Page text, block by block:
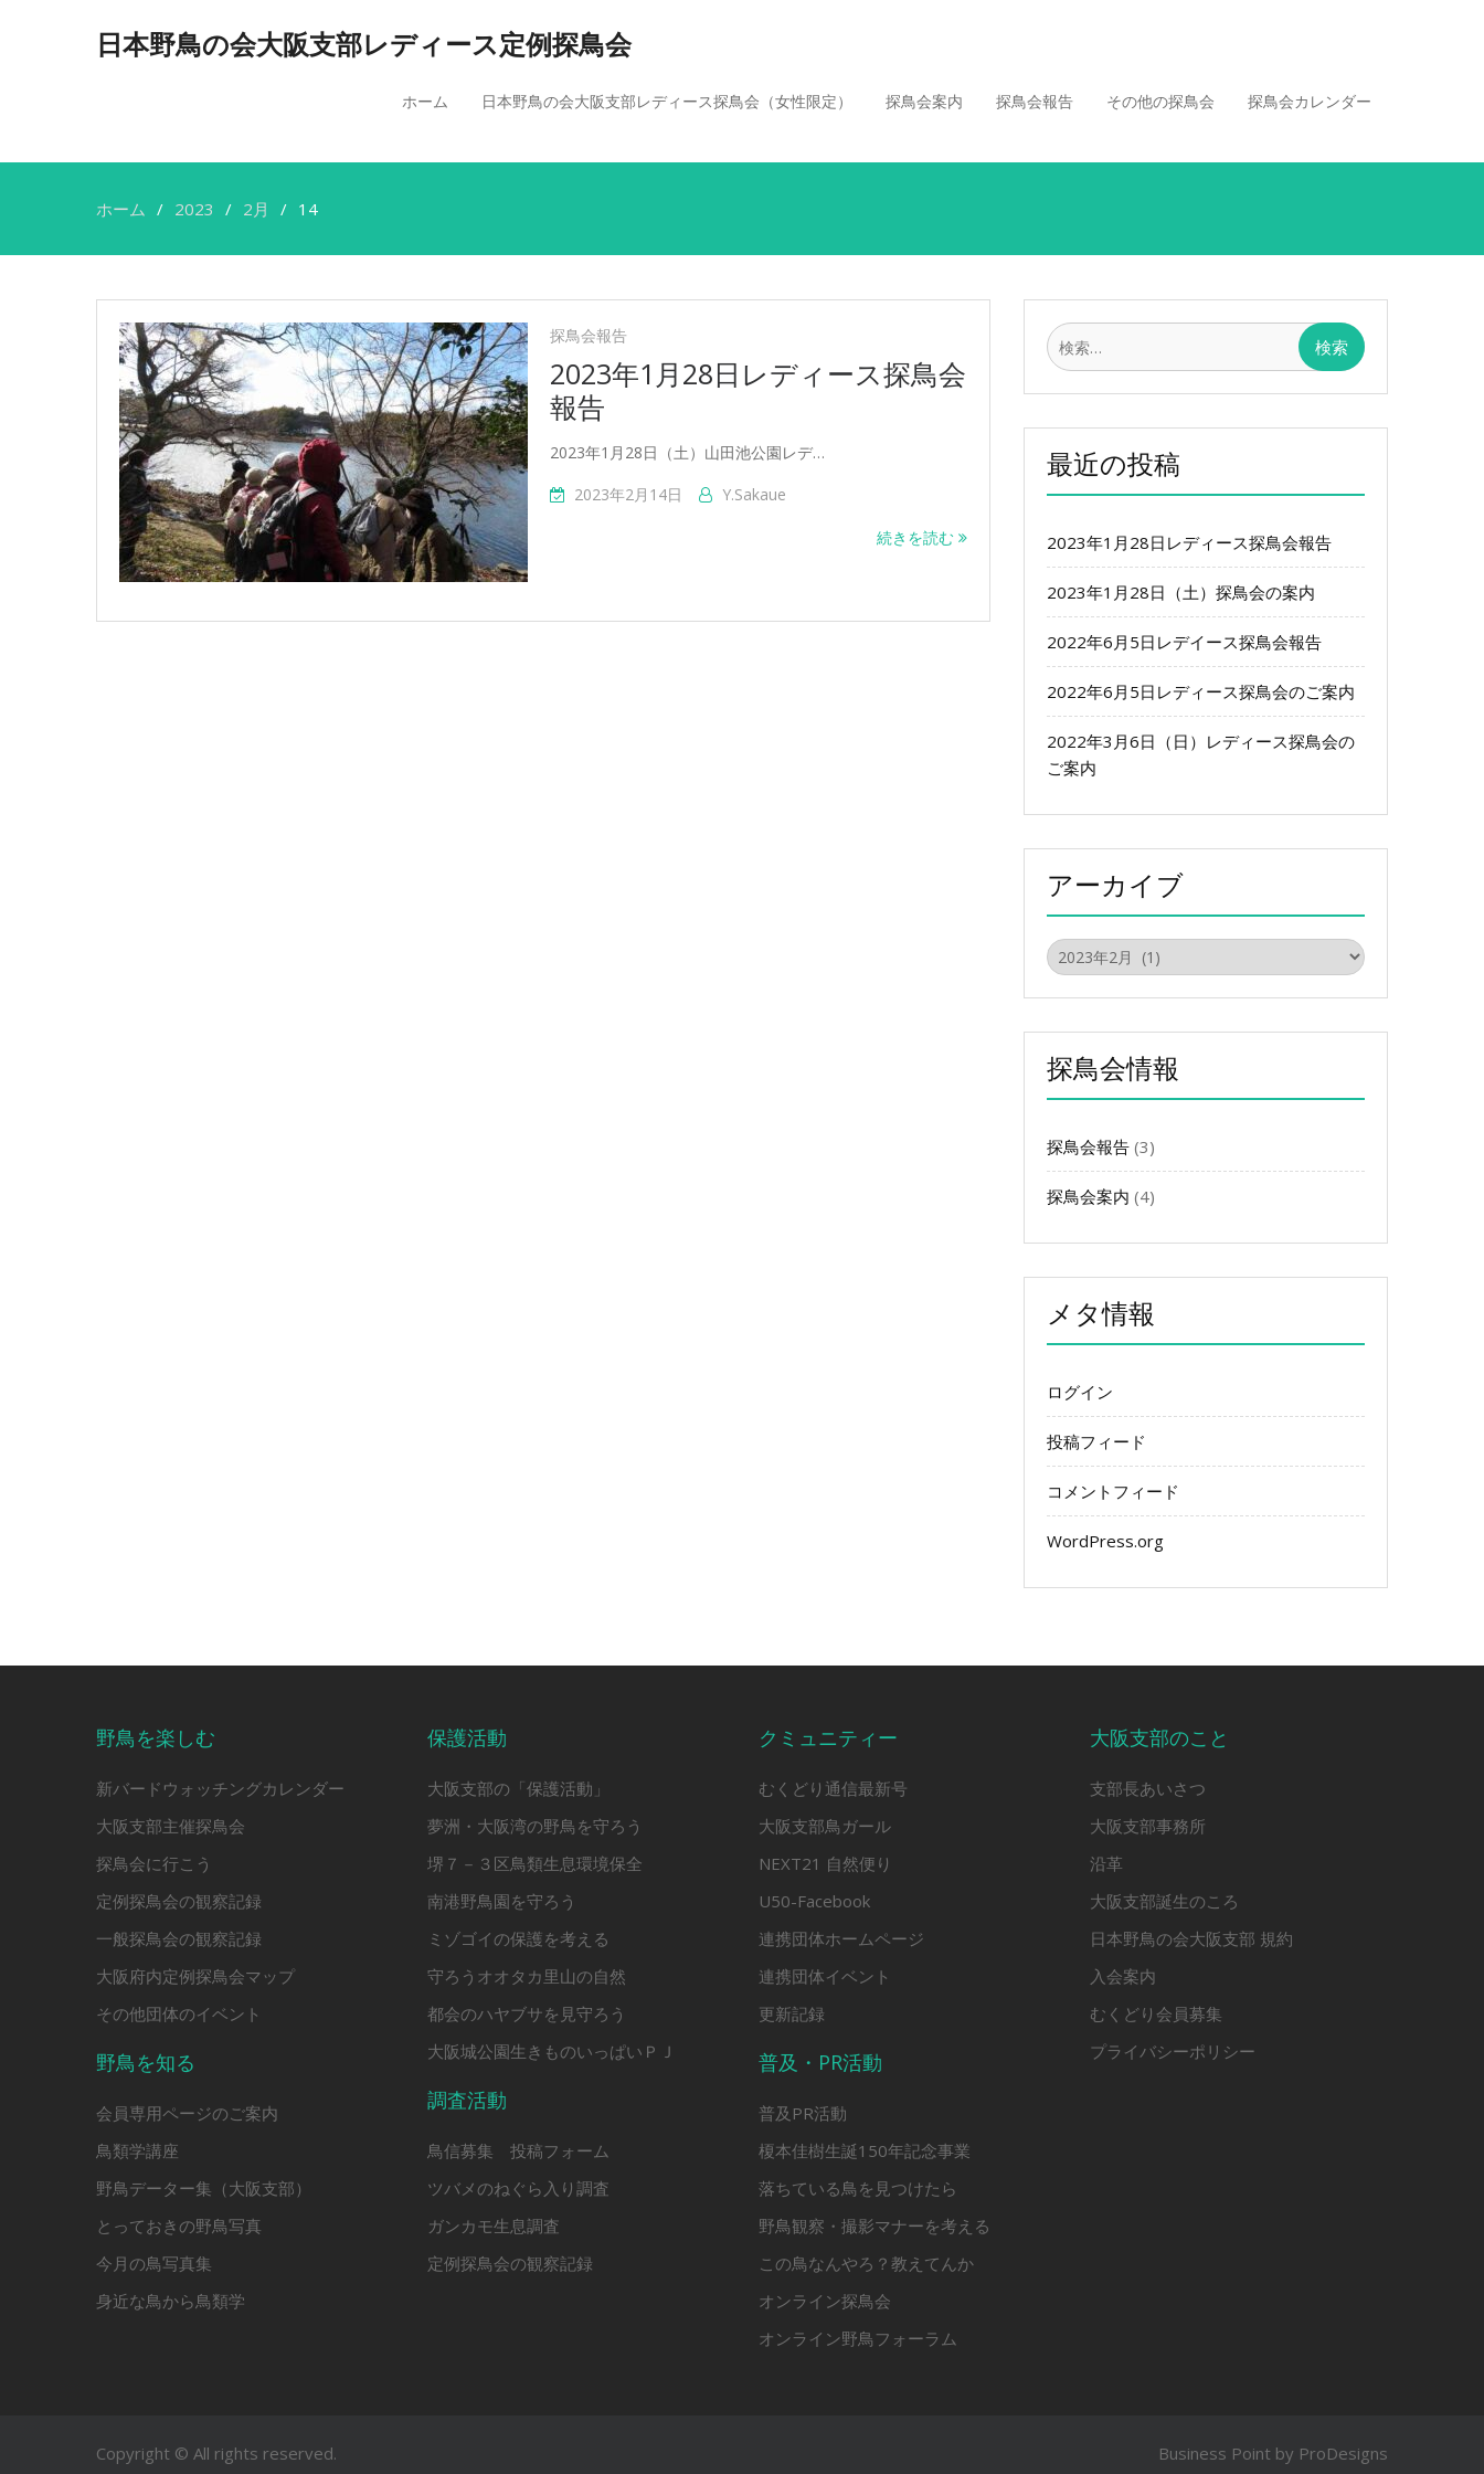
日本野鳥の会大阪支部レディース定例探鳥会
ホーム 日本野鳥の会大阪支部レディース探鳥会（女性限定） 探鳥会案内 探鳥会報告 その他の探鳥会 探鳥会カレンダー
ホーム 2023 2月 14
探鳥会報告
2023年1月28日レディース探鳥会
報告
2023年1月28日（土）山田池公園レデ…
2023年2月14日
Y.sakaue
続きを読む
検
最近の投稿
2023年1月28日レディース探鳥会報告
2023年1月28日（土）探鳥会の案内
2022年6月5日レデイース探鳥会報告
2022年6月5日レディース探鳥会のご案内
2022年3月6日（日）レディース探鳥会の
ご案内
アーカイブ
ア
ー
カ
イ
ブ
探鳥会情報
探鳥会報告 (3)
探鳥会案内 (4)
メタ情報
ログイン
投稿フィード
コメントフィード
WordPress.org
野鳥を楽しむ
新バードウォッチングカレンダー
大阪支部主催探鳥会
探鳥会に行こう
定例探鳥会の観察記録
一般探鳥会の観察記録
大阪府内定例探鳥会マップ
その他団体のイベント
野鳥を知る
会員専用ページのご案内
鳥類学講座
野鳥データー集（大阪支部）
とっておきの野鳥写真
今月の鳥写真集
身近な鳥から鳥類学
保護活動
大阪支部の「保護活動」
夢洲・大阪湾の野鳥を守ろう
堺７－３区鳥類生息環境保全
南港野鳥園を守ろう
ミゾゴイの保護を考える
守ろうオオタカ里山の自然
都会のハヤブサを見守ろう
大阪城公園生きものいっぱいＰＪ
調査活動
鳥信募集 投稿フォーム
ツバメのねぐら入り調査
ガンカモ生息調査
定例探鳥会の観察記録
クミュニティー
むくどり通信最新号
大阪支部鳥ガール
NEXT21 自然便り
U50-Facebook
連携団体ホームページ
連携団体イベント
更新記録
普及・PR活動
普及PR活動
榎本佳樹生誕150年記念事業
落ちている鳥を見つけたら
野鳥観察・撮影マナーを考える
この鳥なんやろ？教えてんか
オンライン探鳥会
オンライン野鳥フォーラム
大阪支部のこと
支部長あいさつ
大阪支部事務所
沿革
大阪支部誕生のころ
日本野鳥の会大阪支部 規約
入会案内
むくどり会員募集
プライバシーポリシー
Copyright © All rights reserved. Business Point by ProDesigns